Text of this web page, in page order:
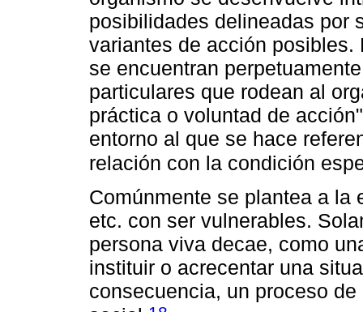
posibilidades delineadas por
variantes de acción
se encuentran
particulares que rodean al
práctica o voluntad de
entorno al que se hace
relación con la condición
Comúnmente se plantea a la
etc. con ser vulnerables.
persona viva decae, como
instituir o acrecentar una
consecuencia, un proceso